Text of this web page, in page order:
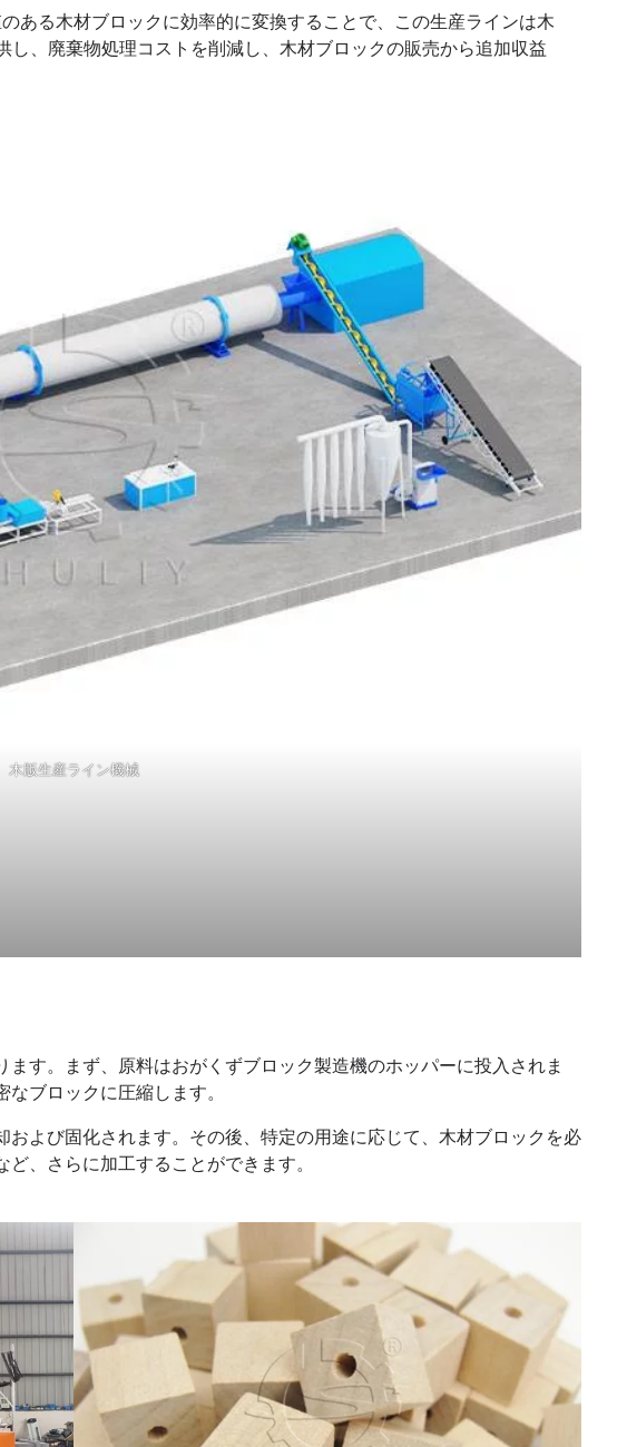
ある木材ブロックに効率的に変換することで、この生産ラインは木
、廃棄物処理コストを削減し、木材ブロックの販売から追加収益
木版生産ライン機械
す。まず、原料はおがくずブロック製造機のホッパーに投入されま
ブロックに圧縮します。
よび固化されます。その後、特定の用途に応じて、木材ブロックを必
、さらに加工することができます。